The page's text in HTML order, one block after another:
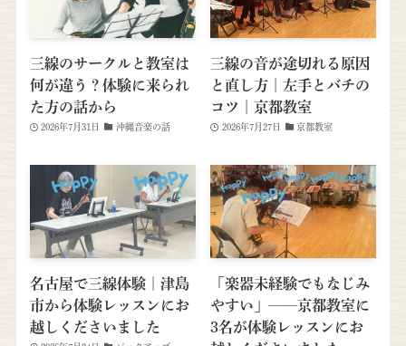
三線のサークルと教室は
何が違う？体験に来られ
た方の話から
2026年7月31日 沖縄音楽の話
三線の音が途切れる原因
と直し方｜左手とバチの
コツ｜京都教室
2026年7月27日 京都教室
名古屋で三線体験｜津島
市から体験レッスンにお
越しくださいました
「楽器未経験でもなじみ
やすい」──京都教室に
3名が体験レッスンにお